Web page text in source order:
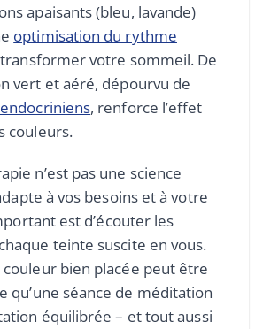
apaisants (bleu, lavande)
optimisation du rythme
votre sommeil. De
vert et aéré, dépourvu de
, renforce l’effet
couleurs.
n’est pas une science
à vos besoins et à votre
est d’écouter les
teinte suscite en vous.
bien placée peut être
qu’une séance de méditation
équilibrée – et tout aussi